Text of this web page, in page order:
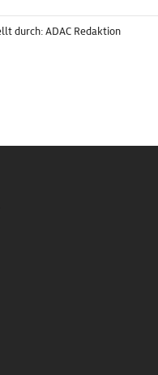
durch: ADAC Redaktion